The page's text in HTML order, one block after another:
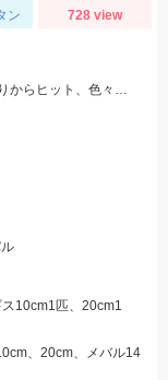
ン 728 view
シロギス狙いで初めて行きましたが、朝マヅメあたりからヒット、色々釣れて楽しかったです。
10cm1匹、20cm1
、20cm、メバル14